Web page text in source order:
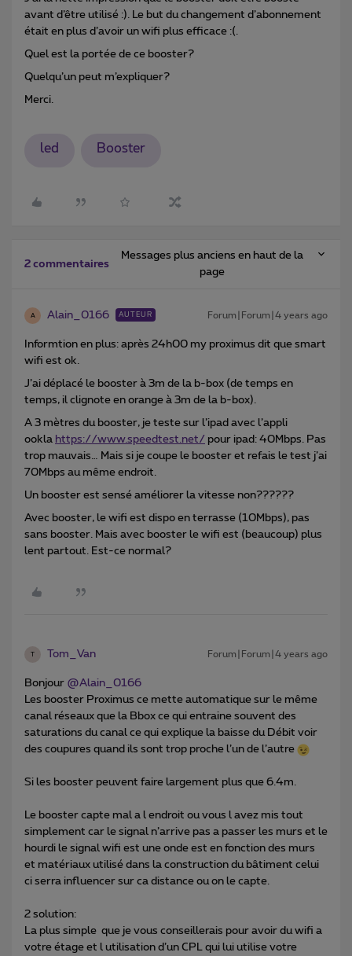
avant d’être utilisé :). Le but du changement d’abonnement
était en plus d’avoir un wifi plus efficace :(.
Quel est la portée de ce booster?
Quelqu’un peut m’expliquer?
Merci.
led Booster
2 commentaires
Messages plus anciens en haut de la
page
A Alain_0166 AUTEUR Forum|Forum|4 years ago
Informtion en plus: après 24h00 my proximus dit que smart
wifi est ok.
J’ai déplacé le booster à 3m de la b-box (de temps en
temps, il clignote en orange à 3m de la b-box).
A 3 mètres du booster, je teste sur l’ipad avec l’appli
ookla https://www.speedtest.net/ pour ipad: 40Mbps. Pas
trop mauvais… Mais si je coupe le booster et refais le test j’ai
70Mbps au même endroit.
Un booster est sensé améliorer la vitesse non??????
Avec booster, le wifi est dispo en terrasse (10Mbps), pas
sans booster. Mais avec booster le wifi est (beaucoup) plus
lent partout. Est-ce normal?
Tom_Van Forum|Forum|4 years ago
Bonjour @Alain_0166
Les booster Proximus ce mette automatique sur le même
canal réseaux que la Bbox ce qui entraine souvent des
saturations du canal ce qui explique la baisse du Débit voir
des coupures quand ils sont trop proche l’un de l’autre
Si les booster peuvent faire largement plus que 6.4m.
Le booster capte mal a l endroit ou vous l avez mis tout
simplement car le signal n’arrive pas a passer les murs et le
hourdi le signal wifi est une onde est en fonction des murs
et matériaux utilisé dans la construction du bâtiment celui
ci serra influencer sur ca distance ou on le capte.
2 solution:
La plus simple que je vous conseillerais pour avoir du wifi a
votre étage et l utilisation d’un CPL qui lui utilise votre